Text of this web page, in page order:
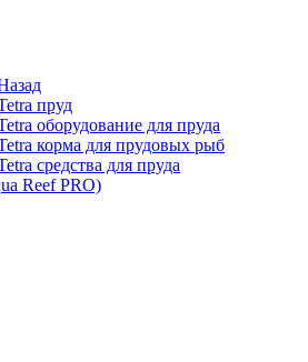
пруд
оборудование для пруда
корма для прудовых рыб
средства для пруда
Reef PRO)